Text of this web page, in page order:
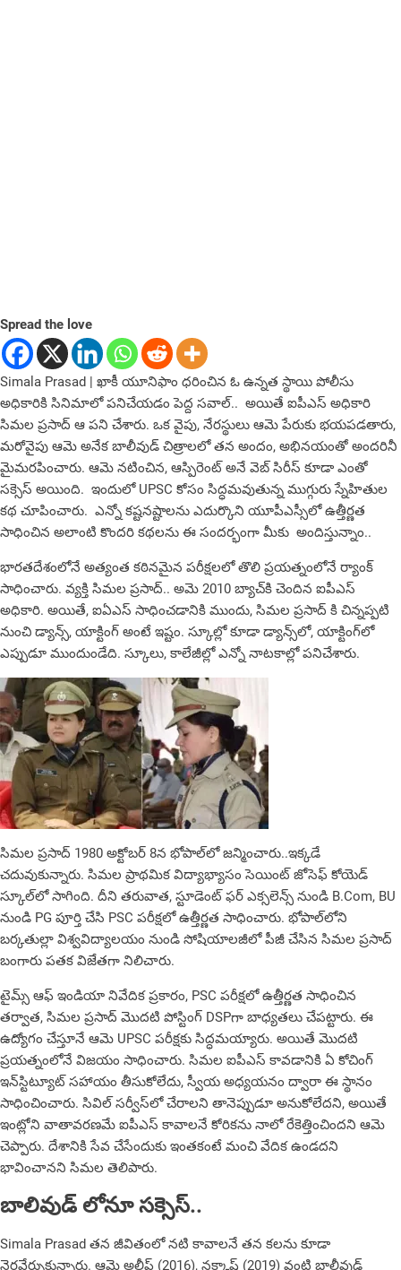
Spread the love
Simala Prasad | ఖాకీ యూనిఫాం ధరించిన ఓ ఉన్నత స్థాయి పోలీసు
అధికారికి సినిమాలో పనిచేయడం పెద్ద సవాల్.. అయితే ఐపీఎస్ అధికారి
సిమల ప్రసాద్ ఆ పని చేశారు. ఒక వైపు, నేరస్థులు ఆమె పేరుకు భయపడతారు,
మరోవైపు ఆమె అనేక బాలీవుడ్ చిత్రాలలో తన అందం, అభినయంతో అందరినీ
మైమరపించారు. ఆమె నటించిన, ఆస్పిరెంట్ అనే వెబ్ సిరీస్ కూడా ఎంతో
సక్సెస్ అయింది. ఇందులో UPSC కోసం సిద్ధమవుతున్న ముగ్గురు స్నేహితుల
కథ చూపించారు. ఎన్నో కష్టనష్టాలను ఎదుర్కొని యూపీఎస్సీలో ఉత్తీర్ణత
సాధించిన అలాంటి కొందరి కథలను ఈ సందర్భంగా మీకు అందిస్తున్నాం..
భారతదేశంలోనే అత్యంత కఠినమైన పరీక్షలలో తొలి ప్రయత్నంలోనే ర్యాంక్
సాధించారు. వ్యక్తి సిమల ప్రసాద్.. అమె 2010 బ్యాచ్‌కి చెందిన ఐపీఎస్
అధికారి. అయితే, ఐఏఎస్ సాధించడానికి ముందు, సిమ‌ల ప్రసాద్ కి చిన్నప్పటి
నుంచి డ్యాన్స్‌, యాక్టింగ్‌ అంటే ఇష్టం. స్కూల్లో కూడా డ్యాన్స్‌లో, యాక్టింగ్‌లో
ఎప్పుడూ ముందుండేది. స్కూలు, కాలేజీల్లో ఎన్నో నాటకాల్లో పనిచేశారు.
సిమల ప్రసాద్ 1980 అక్టోబర్ 8న భోపాల్‌లో జన్మించారు..ఇక్కడే
చదువుకున్నారు. సిమల ప్రాథమిక విద్యాభ్యాసం సెయింట్ జోసెఫ్ కోయెడ్
స్కూల్‌లో సాగింది. దీని తరువాత, స్టూడెంట్ ఫర్ ఎక్సలెన్స్ నుండి B.Com, BU
నుండి PG పూర్తి చేసి PSC పరీక్షలో ఉత్తీర్ణత సాధించారు. భోపాల్‌లోని
బర్కతుల్లా విశ్వవిద్యాలయం నుండి సోషియాలజీలో పీజీ చేసిన సిమల ప్రసాద్
బంగారు పతక విజేతగా నిలిచారు.
టైమ్స్ ఆఫ్ ఇండియా నివేదిక ప్రకారం, PSC పరీక్షలో ఉత్తీర్ణత సాధించిన
తర్వాత, సిమల ప్రసాద్ మొదటి పోస్టింగ్ DSPగా బాధ్య‌త‌లు చేపట్టారు. ఈ
ఉద్యోగం చేస్తూనే ఆమె UPSC పరీక్షకు సిద్ధమయ్యారు. అయితే మొదటి
ప్రయత్నంలోనే విజయం సాధించారు. సిమల ఐపీఎస్ కావడానికి ఏ కోచింగ్
ఇన్‌స్టిట్యూట్ సహాయం తీసుకోలేదు, స్వీయ అధ్యయనం ద్వారా ఈ స్థానం
సాధించించారు. సివిల్‌ సర్వీస్‌లో చేరాలని తానెప్పుడూ అనుకోలేదని, అయితే
ఇంట్లోని వాతావరణమే ఐపీఎస్‌ కావాలనే కోరికను నాలో రేకెత్తించిందని ఆమె
చెప్పారు. దేశానికి సేవ చేసేందుకు ఇంతకంటే మంచి వేదిక ఉండదని
భావించాన‌ని సిమ‌ల తెలిపారు.
బాలివుడ్ లోనూ సక్సెస్..
Simala Prasad తన జీవితంలో నటి కావాలనే తన కలను కూడా
నెరవేర్చుకున్నారు. ఆమె అలీఫ్ (2016), నక్కాష్ (2019) వంటి బాలీవుడ్